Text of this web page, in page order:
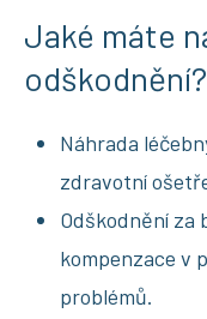
Jaké máte
odškodnění?
Náhrada
zdravotní
Odškodnění za
kompenzace v
problémů.